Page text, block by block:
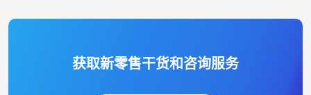
获取新零售干货和咨询服务